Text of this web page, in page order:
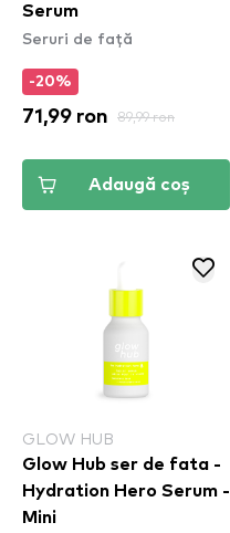
Serum
Seruri de față
-20%
71,99 ron 89,99 ron
Adaugă coș
GLOW HUB
Glow Hub ser de fata -
Hydration Hero Serum -
Mini